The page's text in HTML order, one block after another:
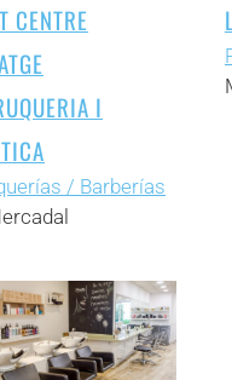
CENTRE
I
/ Barberías